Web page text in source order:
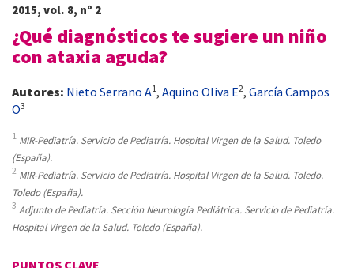
2015, vol. 8, nº 2
¿Qué diagnósticos te sugiere un niño
con ataxia aguda?
Autores: Nieto Serrano A1, Aquino Oliva E2, García Campos
O3
1 MIR-Pediatría. Servicio de Pediatría. Hospital Virgen de la Salud. Toledo
(España).
2 MIR-Pediatría. Servicio de Pediatría. Hospital Virgen de la Salud. Toledo.
Toledo (España).
3 Adjunto de Pediatría. Sección Neurología Pediátrica. Servicio de Pediatría.
Hospital Virgen de la Salud. Toledo (España).
PUNTOS CLAVE